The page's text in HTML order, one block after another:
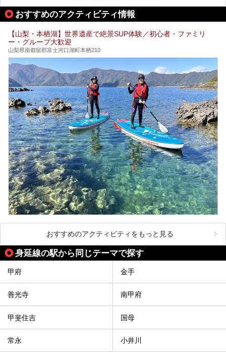
した感想と共に紹介します。
※ぬる湯とは35℃～39℃程度の体温に近いぬるめ温泉のこ
おすすめのアクティビティ情報
【山梨・本栖湖】世界遺産で絶景SUP体験／初心者・ファミリ
ー・グループ大歓迎
山梨県南都留郡富士河口湖町本栖210
おすすめのアクティビティをもっと見る
身延線の駅から同じテーマで探す
甲府 金手
善光寺 南甲府
甲斐住吉 国母
常永 小井川